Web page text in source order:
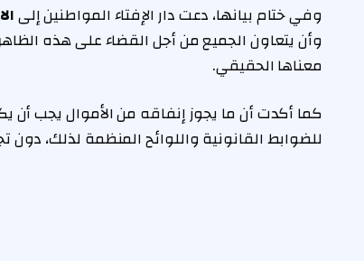
وفي ختام بيانها، دعت دار الإفتاء المواطنين إلى
وأن يتعاون الجميع من أجل القضاء على هذه
معناها الحقيقي.
كما أكدت أن ما يجوز إنفاقه من الأموال يجب
للضوابط القانونية واللوائح المنظمة لذلك، دون